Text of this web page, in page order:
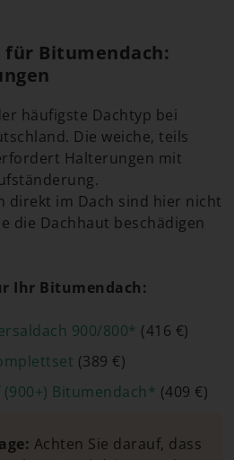
Bitumendach:
häufigste Dachtyp bei
Die weiche, teils
Halterungen mit
direkt im Dach sind hier nicht
die Dachhaut beschädigen
Ihr Bitumendach:
900/800* (416 €)
(389 €)
Bitumendach* (409 €)
Achten Sie darauf, dass